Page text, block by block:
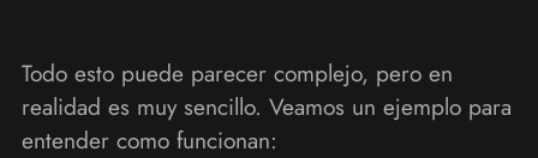
Todo esto puede parecer complejo, pero en
realidad es muy sencillo. Veamos un ejemplo para
entender como funcionan: